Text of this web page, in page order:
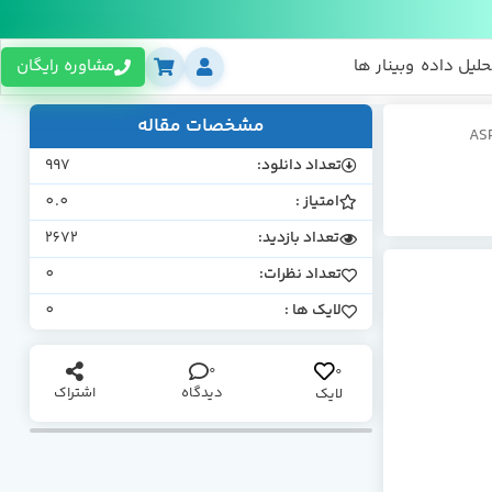
داده وبینار ها مشاوره رایگان
مشخصات مقاله
تعداد دانلود:
997
امتیاز :
0.0
تعداد بازدید:
2672
تعداد نظرات:
0
لایک ها :
0
0
لایک
0
دیدگاه اشتراک